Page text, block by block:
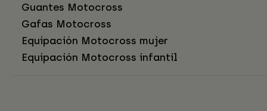
Guantes Motocross
Gafas Motocross
Equipación Motocross mujer
Equipación Motocross infantil